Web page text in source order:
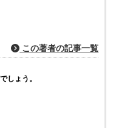
この著者の記事一覧
しょう。